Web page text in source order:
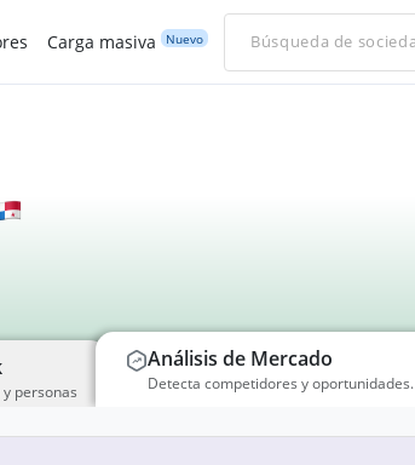
Carga masiva Nuevo
personas
Análisis de Mercado
Detecta competidores y oportunidades.